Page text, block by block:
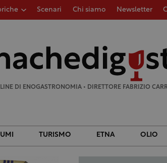
Scenari Chi siamo Newsletter
DI ENOGASTRONOMIA • DIRETTORE FABRIZIO
TURISMO ETNA OLIO